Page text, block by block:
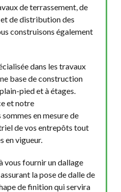
de terrassement, de
et de distribution des
construisons également
dans les travaux
base de construction
pied et à étages.
et notre
en mesure de
de vos entrepôts tout
en vigueur.
vous fournir un dallage
la pose de dalle de
de finition qui servira